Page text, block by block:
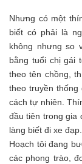
Nhưng có một
biết có phải là
không nhưng so
bằng tuổi chị gái
theo tên chồng,
theo truyền
cách tự nhiên.
đầu tiên trong gia
làng biết đi xe
Hoạch tôi đang
các phong trào,